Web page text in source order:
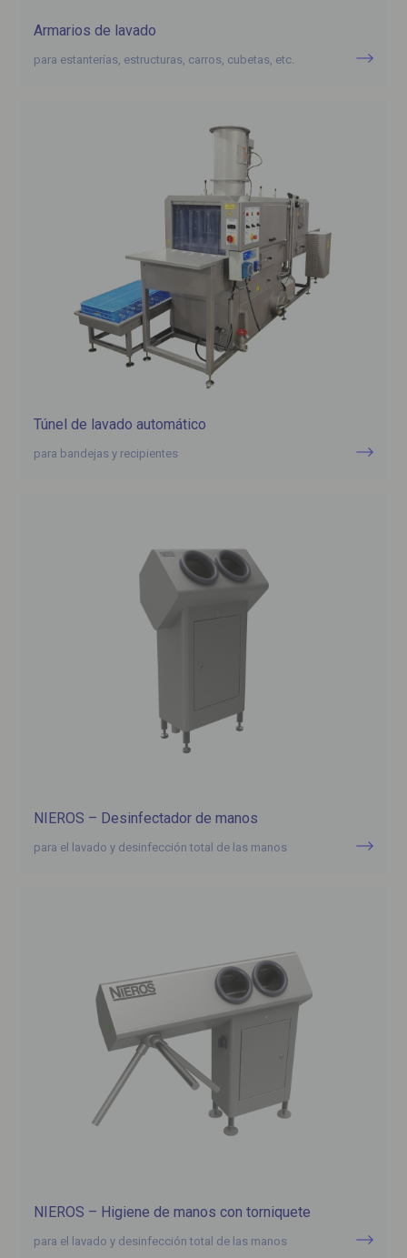
Armarios de lavado
para estanterías, estructuras, carros, cubetas, etc.
Túnel de lavado automático
para bandejas y recipientes
NIEROS – Desinfectador de manos
para el lavado y desinfección total de las manos
NIEROS – Higiene de manos con torniquete
para el lavado y desinfección total de las manos